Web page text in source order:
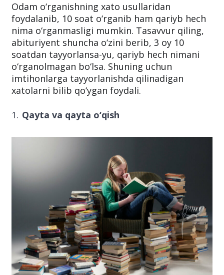
Odam o‘rganishning xato usullaridan
foydalanib, 10 soat o‘rganib ham qariyb hech
nima o‘rganmasligi mumkin. Tasavvur qiling,
abituriyent shuncha o‘zini berib, 3 oy 10
soatdan tayyorlansa-yu, qariyb hech nimani
o‘rganolmagan bo‘lsa. Shuning uchun
imtihonlarga tayyorlanishda qilinadigan
xatolarni bilib qo‘ygan foydali.
Qayta va qayta o‘qish